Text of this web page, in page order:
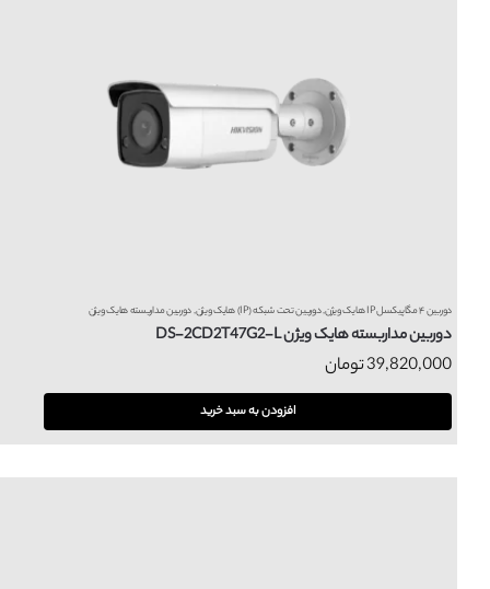
دوربین ۴ مگاپیکسل IP هایک ویژن ,دوربین تحت شبکه (IP) هایک ویژن ,دوربین مداربسته هایک ویژن
دوربین مداربسته هایک ویژن DS-2CD2T47G2-L
39,820,000تومان
افزودن به سبد خرید